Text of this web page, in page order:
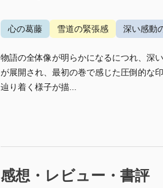
心の葛藤 雪道の緊張感 深い感動
物語の全体像が明らかになるにつれ、深
が展開され、最初の巻で感じた圧倒的な
辿り着く様子が描...
感想・レビュー・書評